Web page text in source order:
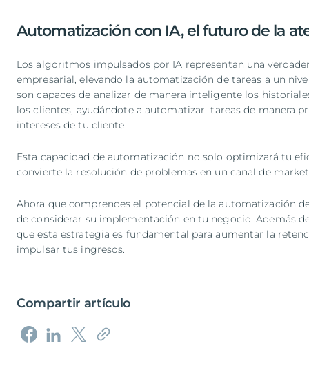
Automatización con IA, el futuro de la
Los algoritmos impulsados por IA representan una
empresarial, elevando la automatización de tareas a un
son capaces de analizar de manera inteligente los
los clientes, ayudándote a automatizar tareas de manera
intereses de tu cliente.
Esta capacidad de automatización no solo optimizará tu
convierte la resolución de problemas en un canal de
Ahora que comprendes el potencial de la automatización
de considerar su implementación en tu negocio. Además
que esta estrategia es fundamental para aumentar la
impulsar tus ingresos.
Compartir artículo